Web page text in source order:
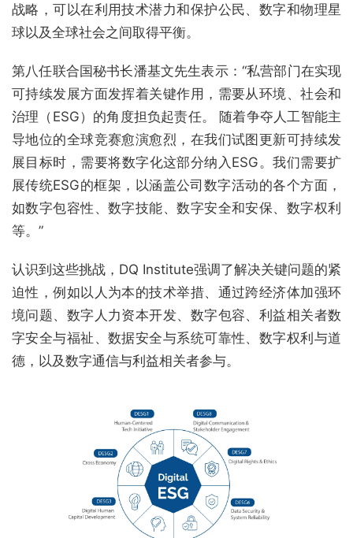
战略，可以在利用技术潜力和保护公民、数字和物理星
球以及全球社会之间取得平衡。
第八任联合国秘书长潘基文先生表示：“私营部门在实现
可持续发展方面发挥着关键作用，需要从环境、社会和
治理（ESG）的角度担负起责任。 随着争夺人工智能主
导地位的全球竞赛愈演愈烈，在我们试图更新可持续发
展目标时，需要将数字化这部分纳入ESG。我们需要扩
展传统ESG的框架，以涵盖公司数字活动的各个方面，
如数字包容性、数字技能、数字安全和安保、数字权利
等。”
认识到这些挑战，DQ Institute强调了解决关键问题的紧
迫性，例如以人为本的技术举措、通过跨经济体加强环
境问题、数字人力资本开发、数字包容、利益相关者数
字安全与福祉、数据安全与系统可靠性、数字权利与道
德，以及数字通信与利益相关者参与。